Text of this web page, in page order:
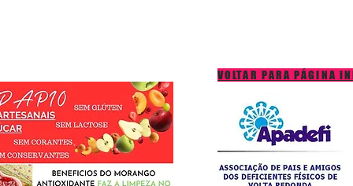
VOLTAR PARA PÁGINA